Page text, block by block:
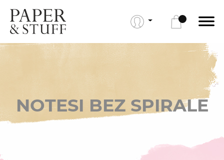
NOTESI BEZ SPIRALE